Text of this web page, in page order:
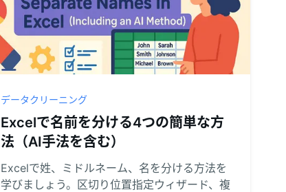
データクリーニング
Excelで名前を分ける4つの簡単な方
法（AI手法を含む）
Excelで姓、ミドルネーム、名を分ける方法を
学びましょう。区切り位置指定ウィザード、複